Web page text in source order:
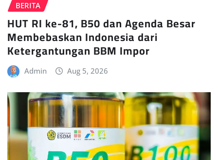
BERITA
HUT RI ke-81, B50 dan Agenda Besar
Membebaskan Indonesia dari
Ketergantungan BBM Impor
Admin Aug 5, 2026